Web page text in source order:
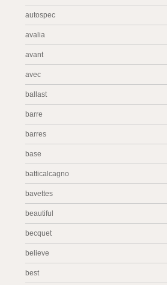
autospec
avalia
avant
avec
ballast
barre
barres
base
batticalcagno
bavettes
beautiful
becquet
believe
best